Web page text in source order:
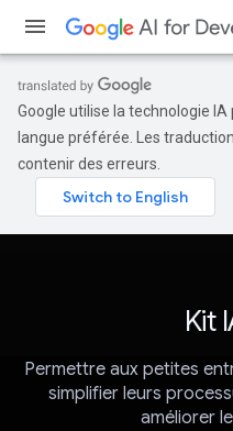
Google utilise la technologie
langue préférée. Les
contenir des erreurs.
Kit
Permettre aux petites
simplifier leurs
améliorer